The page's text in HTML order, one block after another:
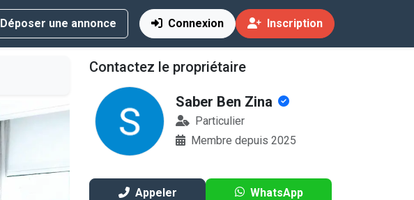
Déposer une annonce Connexion Inscription
Location
Contactez le propriétaire
Saber Ben Zina
Particulier
Membre depuis 2025
Appeler WhatsApp